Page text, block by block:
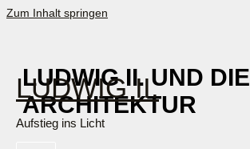
Zum Inhalt springen
LUDWIG II.
Aufstieg ins Licht
LUDWIG II. UND DIE
ARCHITEKTUR